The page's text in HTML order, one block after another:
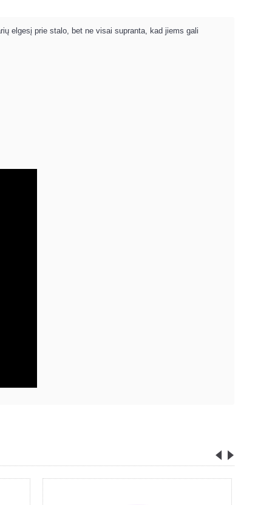
elgesį prie stalo, bet ne visai supranta, kad jiems gali